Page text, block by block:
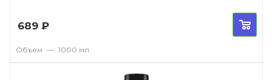
689 ₽
Объем — 1000 мл